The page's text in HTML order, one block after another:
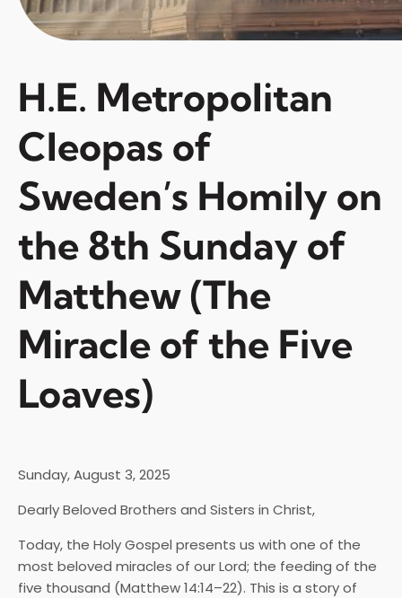
H.E. Metropolitan
Cleopas of
Sweden’s Homily on
the 8th Sunday of
Matthew (The
Miracle of the Five
Loaves)
Sunday, August 3, 2025
Dearly Beloved Brothers and Sisters in Christ,
Today, the Holy Gospel presents us with one of the
most beloved miracles of our Lord; the feeding of the
five thousand (Matthew 14:14–22). This is a story of